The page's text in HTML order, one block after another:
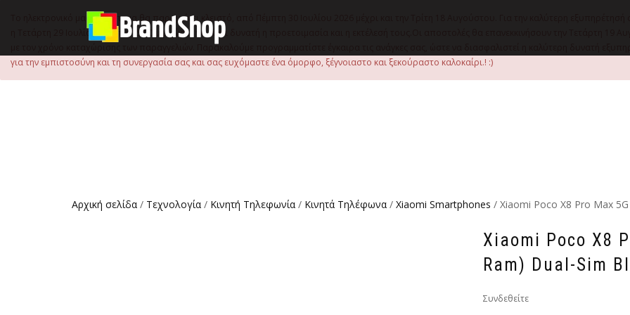
Το ηλεκτρονικό μας κατάστημα θα παραμείνει κλειστό, από Πέμπτη 30 Ιουλίου 2026 μέχρι και την Τρίτη 18 Αυγούστου. Για την καλύτερη
η Τετάρτη 29 Ιουλίου, έως τις 15:00 μ.μ., ώστε να είναι δυνατή η προετοιμασία και η εκτέλεσή τους.Οι αποστολές θα επανεκκινήσουν την Τετάρτη
με τον χρόνο καταχώρισης των παραγγελιών. Παρακαλούμε προγραμματίστε έγκαιρα τις ανάγκες σας, ώστε να διασφαλιστεί η καλύτερη δυνατή
για την εμπιστοσύνη και τη συνεργασία σας και σας ευχόμαστε ένα όμορφο, ξέγνοιαστο και ξεκούραστο καλοκαίρι.! :)
Αρχική σελίδα / Τεχνολογία / Κινητή Τηλεφωνία / Κινητά Τηλέφωνα / Xiaomi Smartphones / Xiaomi Poco X8 Pro Max
Xiaomi Poco X8
Ram) Dual-Sim
Συνδεθείτε